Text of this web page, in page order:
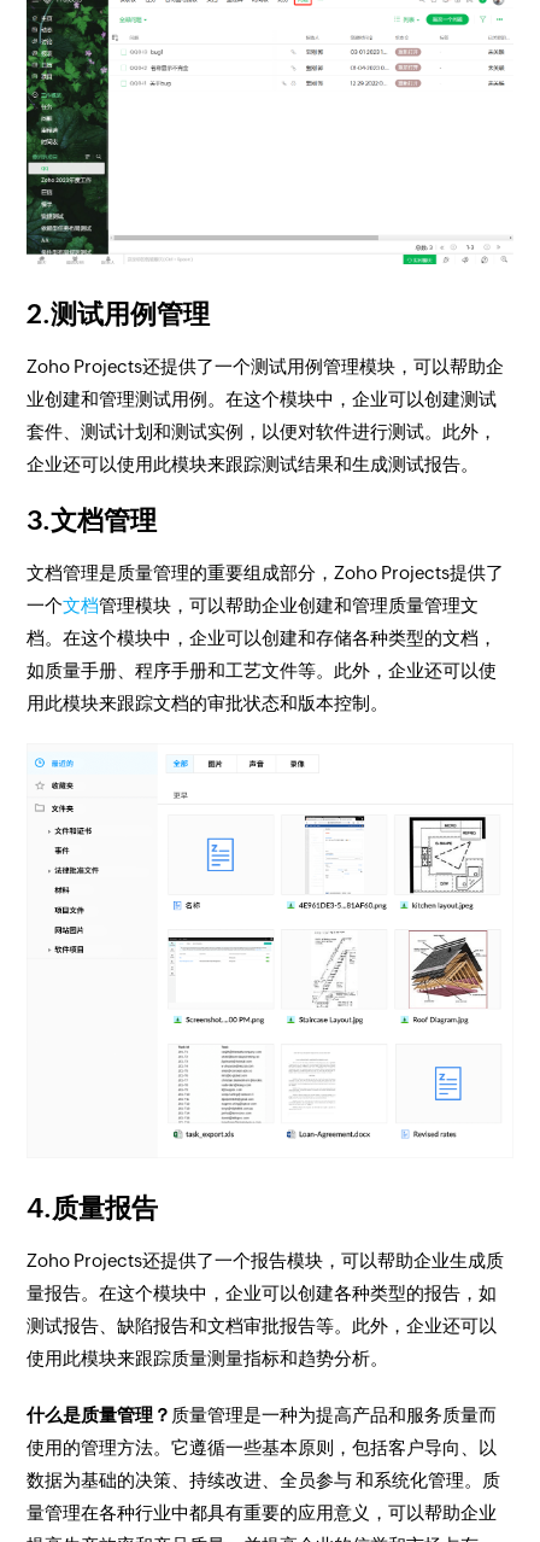
2.测试用例管理
Zoho Projects还提供了一个测试用例管理模块，可以帮助企
业创建和管理测试用例。在这个模块中，企业可以创建测试
套件、测试计划和测试实例，以便对软件进行测试。此外，
企业还可以使用此模块来跟踪测试结果和生成测试报告。
3.文档管理
文档管理是质量管理的重要组成部分，Zoho Projects提供了
一个文档管理模块，可以帮助企业创建和管理质量管理文
档。在这个模块中，企业可以创建和存储各种类型的文档，
如质量手册、程序手册和工艺文件等。此外，企业还可以使
用此模块来跟踪文档的审批状态和版本控制。
4.质量报告
Zoho Projects还提供了一个报告模块，可以帮助企业生成质
量报告。在这个模块中，企业可以创建各种类型的报告，如
测试报告、缺陷报告和文档审批报告等。此外，企业还可以
使用此模块来跟踪质量测量指标和趋势分析。
什么是质量管理？ 质量管理是一种为提高产品和服务质量而
使用的管理方法。它遵循一些基本原则，包括客户导向、以
数据为基础的决策、持续改进、全员参与 和系统化管理。质
量管理在各种行业中都具有重要的应用意义，可以帮助企业